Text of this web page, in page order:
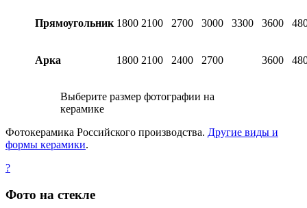
Прямоугольник 1800 2100 2700 3000 3300 3600
Арка 1800 2100 2400 2700 3600
Выберите размер фотографии на
керамике
Фотокерамика Российского производства. Другие виды и
формы керамики.
?
Фото на стекле